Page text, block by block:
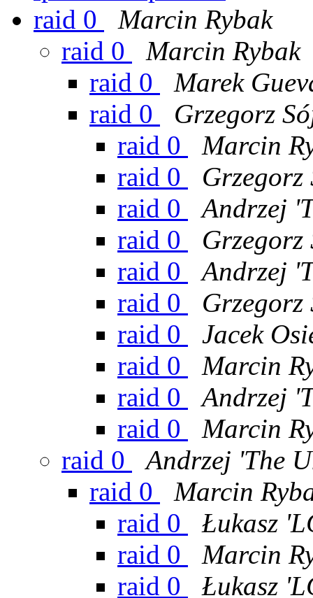
raid 0
Marcin Rybak
raid 0
Marcin Rybak
raid 0
Marek
raid 0
Grzegorz
raid 0
Marcin
raid 0
Grzegorz
raid 0
Andrzej
raid 0
Grzegorz
raid 0
Andrzej
raid 0
Grzegorz
raid 0
Jacek
raid 0
Marcin
raid 0
Andrzej
raid 0
Marcin
raid 0
Andrzej 'The
raid 0
Marcin
raid 0
Łukasz
raid 0
Marcin
raid 0
Łukasz